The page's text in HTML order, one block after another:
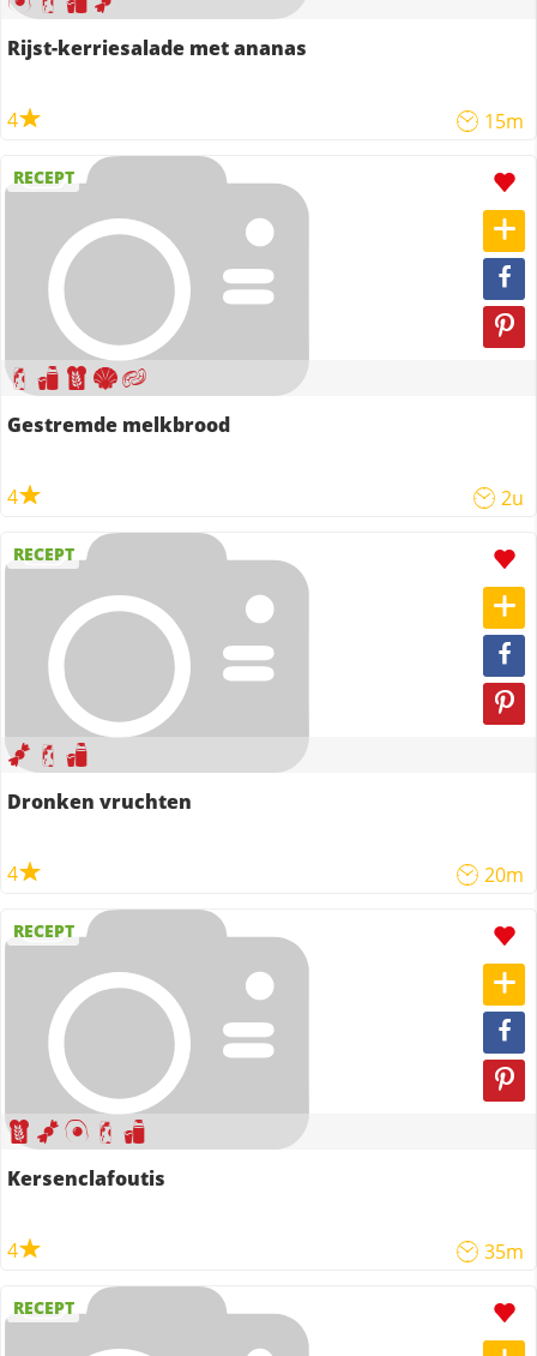
Rijst-kerriesalade met ananas
4 15m
RECEPT
Gestremde melkbrood
4 2u
RECEPT
Dronken vruchten
4 20m
RECEPT
Kersenclafoutis
4 35m
RECEPT